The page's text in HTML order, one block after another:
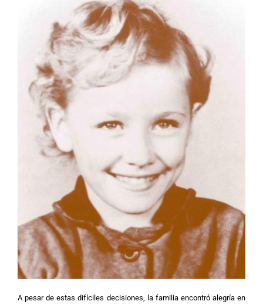
A pesar de estas difíciles decisiones, la familia encontró alegría en